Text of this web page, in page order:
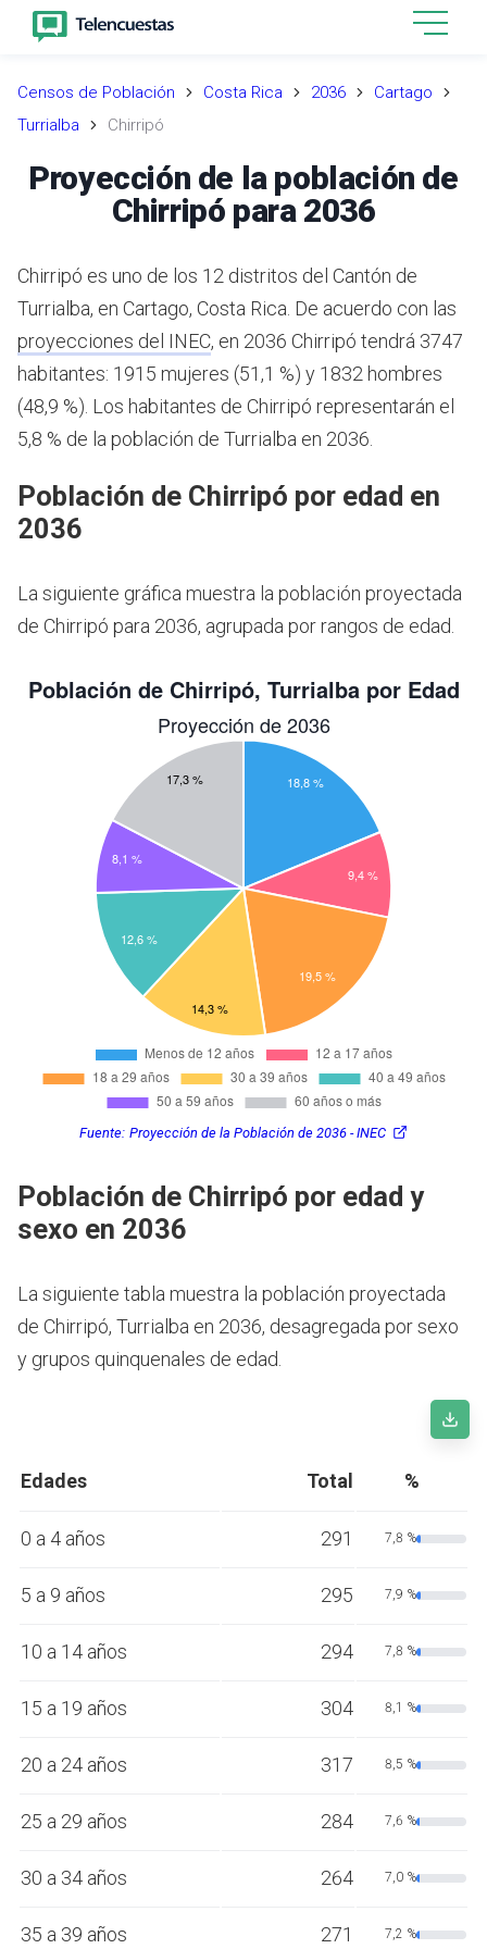
Censos de Población Costa Rica 2036
Cartago
Turrialba
Chirripó
Proyección de la población de
Chirripó para 2036
Chirripó es uno de los 12 distritos del Cantón de
Turrialba, en Cartago, Costa Rica. De acuerdo con las
proyecciones del INEC, en 2036 Chirripó tendrá 3747
habitantes: 1915 mujeres (51,1 %) y 1832 hombres
(48,9 %). Los habitantes de Chirripó representarán el
5,8 % de la población de Turrialba en 2036.
Población de Chirripó por edad en
2036
La siguiente gráfica muestra la población proyectada
de Chirripó para 2036, agrupada por rangos de edad.
Fuente: Proyección de la Población de 2036 - INEC
Población de Chirripó por edad y
sexo en 2036
La siguiente tabla muestra la población proyectada
de Chirripó, Turrialba en 2036, desagregada por sexo
y grupos quinquenales de edad.
Edades Total %
0 a 4 años 291 7,8 %
5 a 9 años 295 7,9 %
10 a 14 años 294 7,8 %
15 a 19 años 304 8,1 %
20 a 24 años 317 8,5 %
25 a 29 años 284 7,6 %
30 a 34 años 264 7,0 %
35 a 39 años 271 7,2 %